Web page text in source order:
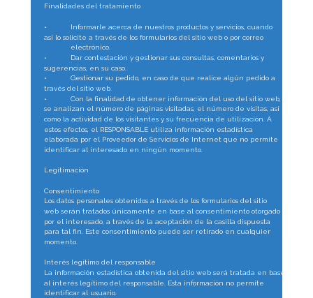
Finalidades del tratamiento
•
Informarle acerca de nuestros productos y servicios, cuando
así lo solicite a través de los formularios del sitio web o por correo
electrónico.
•
Dar contestación y gestionar sus consultas, comentarios y
sugerencias, en su caso.
•
Gestionar su pedido, en caso de que realice algún pedido a
través del sitio web.
•
Con la finalidad de obtener información del uso del sitio web,
se analizan el número de páginas visitadas, el número de visitas, así
como la actividad de los visitantes y su frecuencia de utilización. A
estos efectos, el RESPONSABLE utiliza información estadística
elaborada por el Proveedor de Servicios de Internet que no permite
identificar al interesado en ningún momento.
Legitimación
Consentimiento
Los datos personales obtenidos a través de los formularios del sitio
web serán tratados únicamente en base al consentimiento otorgado
por el interesado, a través de la aceptación de la casilla dispuesta
para tal fin. Este consentimiento puede ser retirado en cualquier
momento.
Interés legítimo del responsable
La información estadística obtenida del sitio web será tratada en base
al interés legítimo del responsable. Esta información no permite
identificar al usuario.